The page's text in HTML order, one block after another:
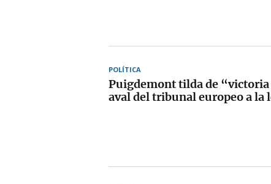
POLÍTICA
Puigdemont tilda de
aval del tribunal europeo a la